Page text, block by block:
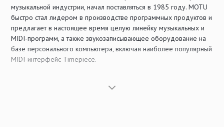
музыкальной индустрии, начал поставляться в 1985 году. MOTU
быстро стал лидером в производстве программных продуктов и
предлагает в настоящее время целую линейку музыкальных и
MIDI-программ, а также звукозаписывающее оборудование на
базе персонального компьютера, включая наиболее популярный
MIDI-интерфейс Timepiece.
пользователей, начиная от домашних музыкальных